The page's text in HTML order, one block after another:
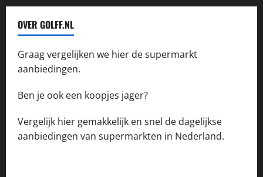
OVER GOLFF.NL
Graag vergelijken we hier de supermarkt
aanbiedingen.
Ben je ook een koopjes jager?
Vergelijk hier gemakkelijk en snel de dagelijkse
aanbiedingen van supermarkten in Nederland.